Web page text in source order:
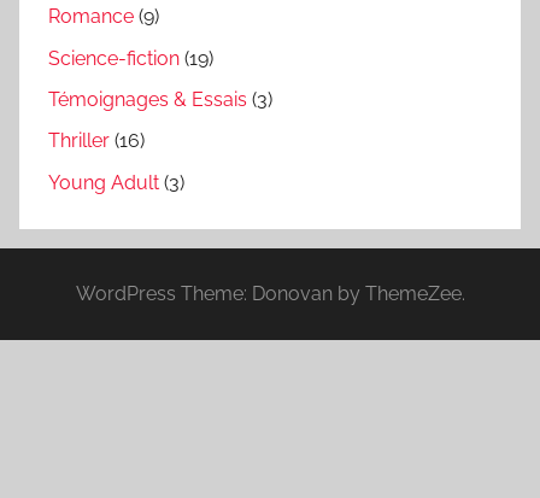
Romance (9)
Science-fiction (19)
Témoignages & Essais (3)
Thriller (16)
Young Adult (3)
WordPress Theme: Donovan by ThemeZee.